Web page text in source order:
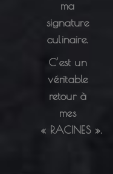
ma
signature
culinaire.
C’est un
véritable
retour à
mes
« RACINES ».